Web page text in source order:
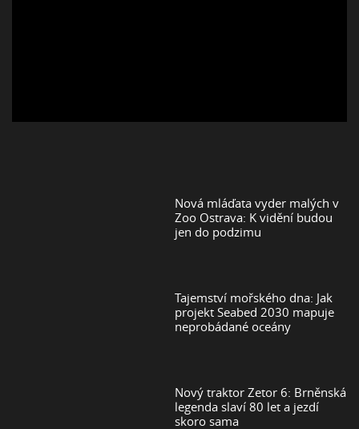
Nová mláďata vyder malých v
Zoo Ostrava: K vidění budou
jen do podzimu
Tajemství mořského dna: Jak
projekt Seabed 2030 mapuje
neprobádané oceány
Nový traktor Zetor 6: Brněnská
legenda slaví 80 let a jezdí
skoro sama